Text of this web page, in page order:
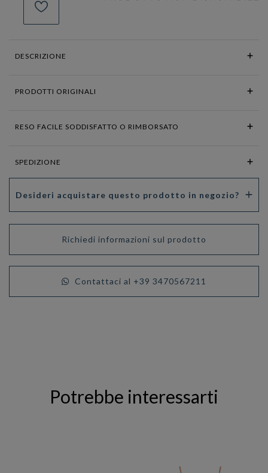
DESCRIZIONE
PRODOTTI ORIGINALI
RESO FACILE SODDISFATTO O RIMBORSATO
SPEDIZIONE
Desideri acquistare questo prodotto in negozio?
Richiedi informazioni sul prodotto
Contattaci al +39 3470567211
Potrebbe interessarti